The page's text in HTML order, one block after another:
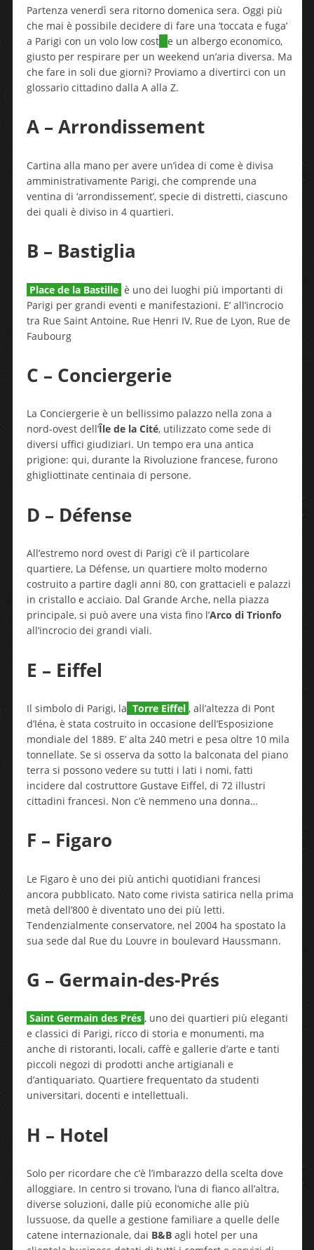
Partenza venerdì sera ritorno domenica sera. Oggi più
che mai è possibile decidere di fare una ‘toccata e fuga’
a Parigi con un volo low cost
e un albergo economico,
giusto per respirare per un weekend un’aria diversa. Ma
che fare in soli due giorni? Proviamo a divertirci con un
glossario cittadino dalla A alla Z.
A – Arrondissement
Cartina alla mano per avere un’idea di come è divisa
amministrativamente Parigi, che comprende una
ventina di ‘arrondissement’, specie di distretti, ciascuno
dei quali è diviso in 4 quartieri.
B – Bastiglia
Place de la Bastille è uno dei luoghi più importanti di
Parigi per grandi eventi e manifestazioni. E’ all’incrocio
tra Rue Saint Antoine, Rue Henri IV, Rue de Lyon, Rue de
Faubourg
C – Conciergerie
La Conciergerie è un bellissimo palazzo nella zona a
nord-ovest dell’Île de la Cité, utilizzato come sede di
diversi uffici giudiziari. Un tempo era una antica
prigione: qui, durante la Rivoluzione francese, furono
ghigliottinate centinaia di persone.
D – Défense
All’estremo nord ovest di Parigi c’è il particolare
quartiere, La Défense, un quartiere molto moderno
costruito a partire dagli anni 80, con grattacieli e palazzi
in cristallo e acciaio. Dal Grande Arche, nella piazza
principale, si può avere una vista fino l’Arco di Trionfo
all’incrocio dei grandi viali.
E – Eiffel
Il simbolo di Parigi, la Torre Eiffel , all’altezza di Pont
d’Iéna, è stata costruito in occasione dell’Esposizione
mondiale del 1889. E’ alta 240 metri e pesa oltre 10 mila
tonnellate. Se si osserva da sotto la balconata del piano
terra si possono vedere su tutti i lati i nomi, fatti
incidere dal costruttore Gustave Eiffel, di 72 illustri
cittadini francesi. Non c’è nemmeno una donna…
F – Figaro
Le Figaro è uno dei più antichi quotidiani francesi
ancora pubblicato. Nato come rivista satirica nella prima
metà dell’800 è diventato uno dei più letti.
Tendenzialmente conservatore, nel 2004 ha spostato la
sua sede dal Rue du Louvre in boulevard Haussmann.
G – Germain-des-Prés
Saint Germain des Prés , uno dei quartieri più eleganti
e classici di Parigi, ricco di storia e monumenti, ma
anche di ristoranti, locali, caffè e gallerie d’arte e tanti
piccoli negozi di prodotti anche artigianali e
d’antiquariato. Quartiere frequentato da studenti
universitari, docenti e intellettuali.
H – Hotel
Solo per ricordare che c’è l’imbarazzo della scelta dove
alloggiare. In centro si trovano, l’una di fianco all’altra,
diverse soluzioni, dalle più economiche alle più
lussuose, da quelle a gestione familiare a quelle delle
catene internazionale, dai B&Bagli hotel per una